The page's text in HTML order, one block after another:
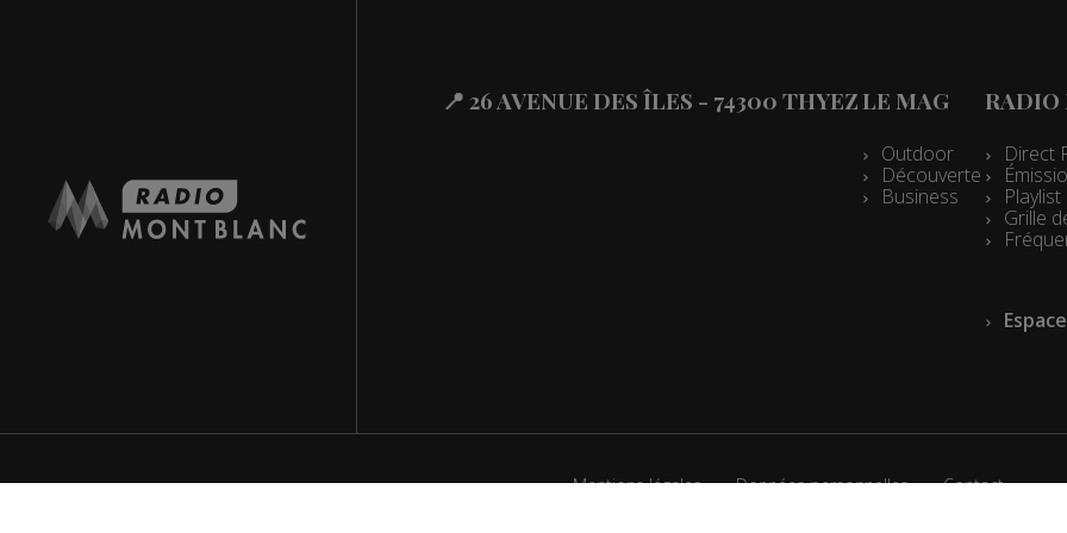
Actualités Régionales 12h03
29.07.2026
📍 26 AVENUE DES ÎLES - 74300 THYEZLE MAG
Outdoor
Découverte
Business
RADIO
Direct
Grille
Mentions légales Données personnelles Contact